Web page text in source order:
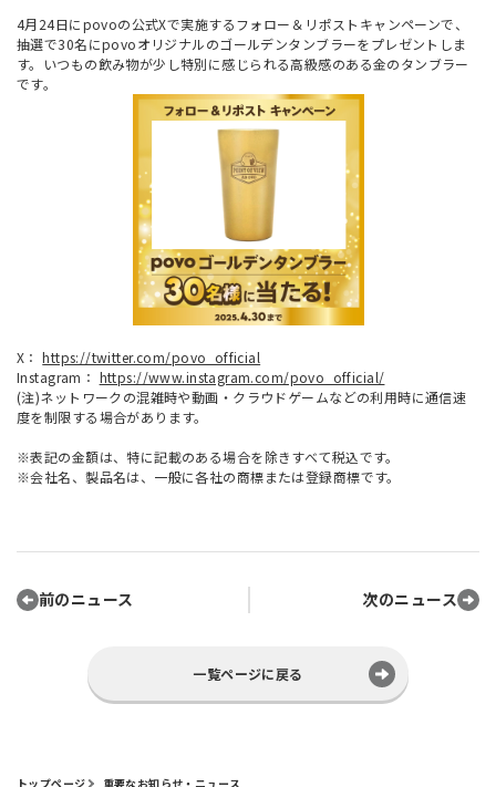
4月24日にpovoの公式Xで実施するフォロー＆リポストキャンペーンで、
抽選で30名にpovoオリジナルのゴールデンタンブラーをプレゼントしま
す。いつもの飲み物が少し特別に感じられる高級感のある金のタンブラー
です。
X：https://twitter.com/povo_official
Instagram： https://www.instagram.com/povo_official/
(注)ネットワークの混雑時や動画・クラウドゲームなどの利用時に通信速
度を制限する場合があります。
※表記の金額は、特に記載のある場合を除きすべて税込です。
※会社名、製品名は、一般に各社の商標または登録商標です。
前のニュース 次のニュース
一覧ページに戻る
トップページ 重要なお知らせ・ニュース